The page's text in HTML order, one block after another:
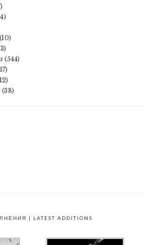
(544)
(38)
| LATEST ADDITIONS